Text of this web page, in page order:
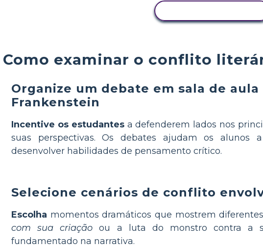
Como examinar o conflito
Organize um debate em sala de
Frankenstein
Incentive os estudantesa defenderem lados nos
suas perspectivas. Os debates ajudam os alunos
desenvolver habilidades de pensamento crítico.
Selecione cenários de conflito
Escolha momentos dramáticos que mostrem
com sua criação ou a luta do monstro contra a
fundamentado na narrativa.